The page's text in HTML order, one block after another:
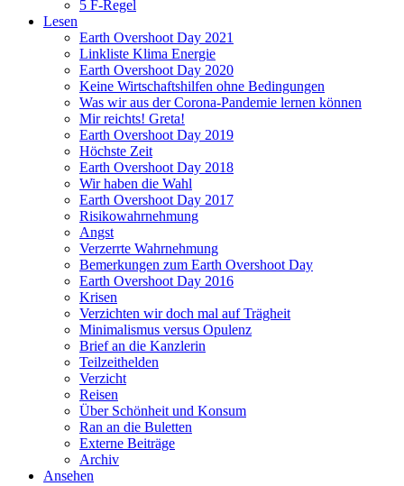
5 F-Regel
Lesen
Earth Overshoot Day 2021
Linkliste Klima Energie
Earth Overshoot Day 2020
Keine Wirtschaftshilfen ohne Bedingungen
Was wir aus der Corona-Pandemie lernen können
Mir reichts! Greta!
Earth Overshoot Day 2019
Höchste Zeit
Earth Overshoot Day 2018
Wir haben die Wahl
Earth Overshoot Day 2017
Risikowahrnehmung
Angst
Verzerrte Wahrnehmung
Bemerkungen zum Earth Overshoot Day
Earth Overshoot Day 2016
Krisen
Verzichten wir doch mal auf Trägheit
Minimalismus versus Opulenz
Brief an die Kanzlerin
Teilzeithelden
Verzicht
Reisen
Über Schönheit und Konsum
Ran an die Buletten
Externe Beiträge
Archiv
Ansehen